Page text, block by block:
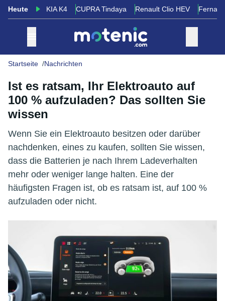
Heute KIA K4 CUPRA Tindaya Renault Clio HEV
Startseite Nachrichten
Ist es ratsam, Ihr Elektroauto auf
100 % aufzuladen? Das sollten Sie
wissen
Wenn Sie ein Elektroauto besitzen oder darüber
nachdenken, eines zu kaufen, sollten Sie wissen,
dass die Batterien je nach Ihrem Ladeverhalten
mehr oder weniger lange halten. Eine der
häufigsten Fragen ist, ob es ratsam ist, auf 100 %
aufzuladen oder nicht.